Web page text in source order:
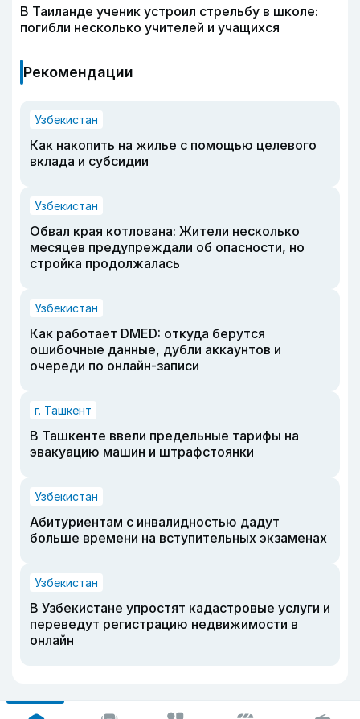
В Таиланде ученик устроил стрельбу в школе:
погибли несколько учителей и учащихся
Рекомендации
Узбекистан
Как накопить на жилье с помощью целевого
вклада и субсидии
Узбекистан
Обвал края котлована: Жители несколько
месяцев предупреждали об опасности, но
стройка продолжалась
Узбекистан
Как работает DMED: откуда берутся
ошибочные данные, дубли аккаунтов и
очереди по онлайн-записи
г. Ташкент
В Ташкенте ввели предельные тарифы на
эвакуацию машин и штрафстоянки
Узбекистан
Абитуриентам с инвалидностью дадут
больше времени на вступительных экзаменах
Узбекистан
В Узбекистане упростят кадастровые услуги и
переведут регистрацию недвижимости в
онлайн